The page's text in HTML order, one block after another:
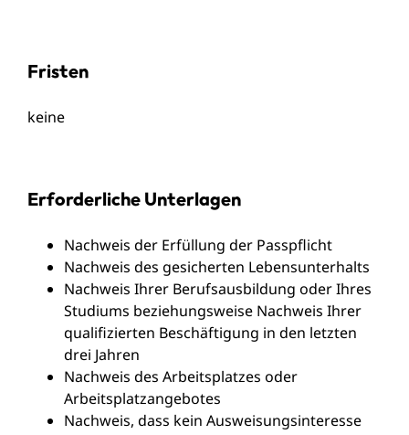
Fristen
keine
Erforderliche Unterlagen
Nachweis der Erfüllung der Passpflicht
Nachweis des gesicherten Lebensunterhalts
Nachweis Ihrer Berufsausbildung oder Ihres
Studiums beziehungsweise Nachweis Ihrer
qualifizierten Beschäftigung in den letzten
drei Jahren
Nachweis des Arbeitsplatzes oder
Arbeitsplatzangebotes
Nachweis, dass kein Ausweisungsinteresse